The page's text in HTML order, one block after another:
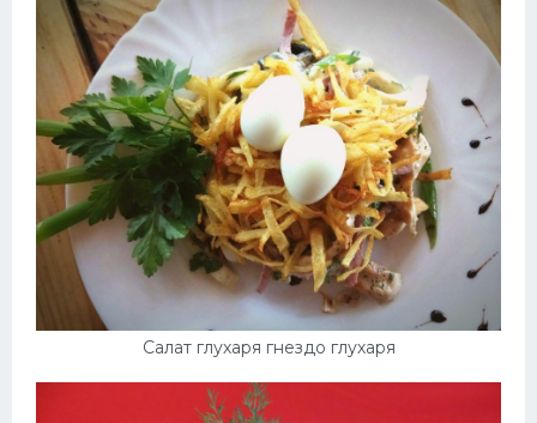
Салат глухаря гнездо глухаря